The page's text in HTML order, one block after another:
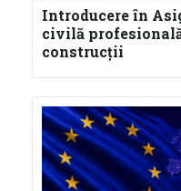
Introducere în
civilă
construcţii